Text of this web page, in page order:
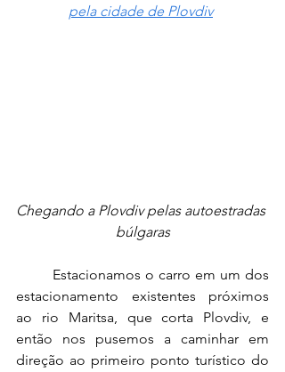
pela cidade de Plovdiv
Chegando a Plovdiv pelas autoestradas
búlgaras
estacionamento existentes próximos
ao rio Maritsa, que corta Plovdiv, e
então nos pusemos a caminhar em
direção ao primeiro ponto turístico do